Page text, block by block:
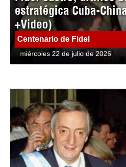
estratégica Cuba-
+Video)
Centenario de Fidel
miércoles 22 de julio de 2026